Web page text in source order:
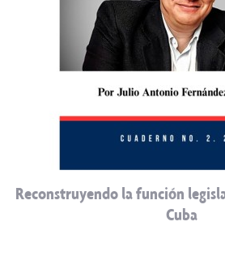
Reconstruyendo la función
Cuba